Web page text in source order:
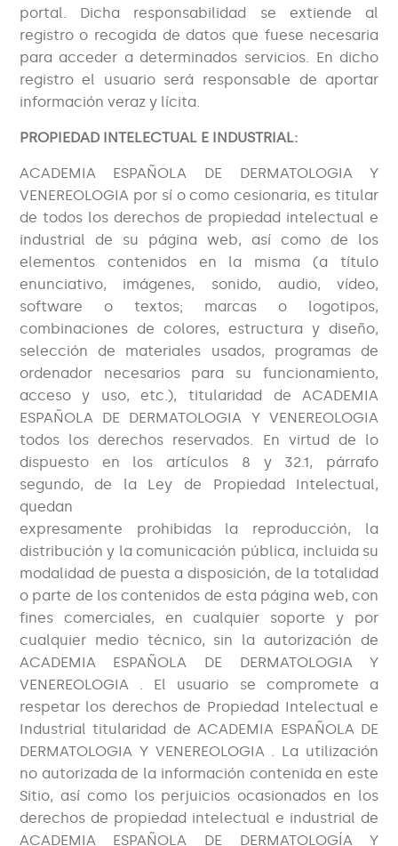
portal. Dicha responsabilidad se extiende al
registro o recogida de datos que fuese necesaria
para acceder a determinados servicios. En dicho
registro el usuario será responsable de aportar
información veraz y lícita.
PROPIEDAD INTELECTUAL E INDUSTRIAL:
ACADEMIA ESPAÑOLA DE DERMATOLOGIA Y
VENEREOLOGIA por sí o como cesionaria, es titular
de todos los derechos de propiedad intelectual e
industrial de su página web, así como de los
elementos contenidos en la misma (a título
enunciativo, imágenes, sonido, audio, vídeo,
software o textos; marcas o logotipos,
combinaciones de colores, estructura y diseño,
selección de materiales usados, programas de
ordenador necesarios para su funcionamiento,
acceso y uso, etc.), titularidad de ACADEMIA
ESPAÑOLA DE DERMATOLOGIA Y VENEREOLOGIA
todos los derechos reservados. En virtud de lo
dispuesto en los artículos 8 y 32.1, párrafo
segundo, de la Ley de Propiedad Intelectual,
quedan
expresamente prohibidas la reproducción, la
distribución y la comunicación pública, incluida su
modalidad de puesta a disposición, de la totalidad
o parte de los contenidos de esta página web, con
fines comerciales, en cualquier soporte y por
cualquier medio técnico, sin la autorización de
ACADEMIA ESPAÑOLA DE DERMATOLOGIA Y
VENEREOLOGIA . El usuario se compromete a
respetar los derechos de Propiedad Intelectual e
Industrial titularidad de ACADEMIA ESPAÑOLA DE
DERMATOLOGIA Y VENEREOLOGIA . La utilización
no autorizada de la información contenida en este
Sitio, así como los perjuicios ocasionados en los
derechos de propiedad intelectual e industrial de
ACADEMIA ESPAÑOLA DE DERMATOLOGÍA Y